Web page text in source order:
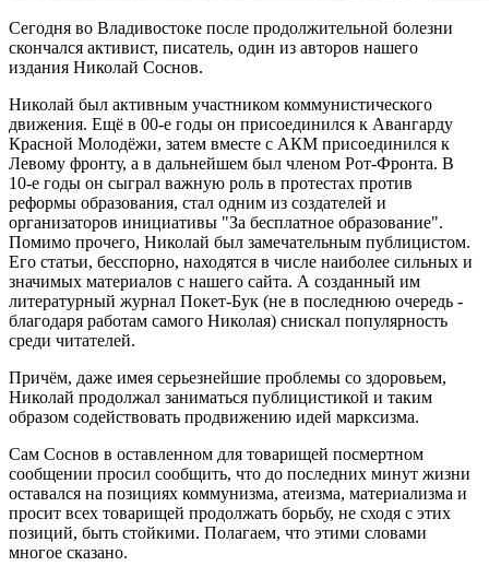
Сегодня во Владивостоке после продолжительной болезни
скончался активист, писатель, один из авторов нашего
издания Николай Соснов.
Николай был активным участником коммунистического
движения. Ещё в 00-е годы он присоединился к Авангарду
Красной Молодёжи, затем вместе с АКМ присоединился к
Левому фронту, а в дальнейшем был членом Рот-Фронта. В
10-е годы он сыграл важную роль в протестах против
реформы образования, стал одним из создателей и
организаторов инициативы "За бесплатное образование".
Помимо прочего, Николай был замечательным публицистом.
Его статьи, бесспорно, находятся в числе наиболее сильных и
значимых материалов с нашего сайта. А созданный им
литературный журнал Покет-Бук (не в последнюю очередь -
благодаря работам самого Николая) снискал популярность
среди читателей.
Причём, даже имея серьезнейшие проблемы со здоровьем,
Николай продолжал заниматься публицистикой и таким
образом содействовать продвижению идей марксизма.
Сам Соснов в оставленном для товарищей посмертном
сообщении просил сообщить, что до последних минут жизни
оставался на позициях коммунизма, атеизма, материализма и
просит всех товарищей продолжать борьбу, не сходя с этих
позиций, быть стойкими. Полагаем, что этими словами
многое сказано.